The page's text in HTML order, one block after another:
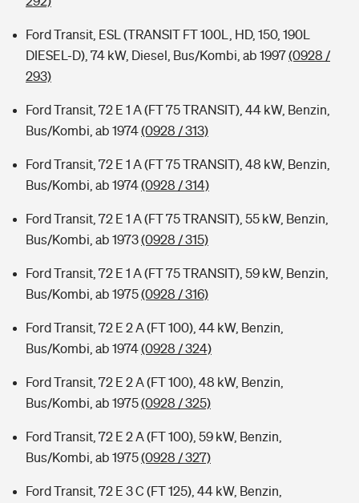
Ford Transit, ESL (TRANSIT FT 100L, HD, 150, 190L
DIESEL-D), 74 kW, Diesel, Bus/Kombi, ab 1997(0928 /
293)
Ford Transit, 72 E 1 A (FT 75 TRANSIT), 44 kW, Benzin,
Bus/Kombi, ab 1974(0928 / 313)
Ford Transit, 72 E 1 A (FT 75 TRANSIT), 48 kW, Benzin,
Bus/Kombi, ab 1974(0928 / 314)
Ford Transit, 72 E 1 A (FT 75 TRANSIT), 55 kW, Benzin,
Bus/Kombi, ab 1973(0928 / 315)
Ford Transit, 72 E 1 A (FT 75 TRANSIT), 59 kW, Benzin,
Bus/Kombi, ab 1975(0928 / 316)
Ford Transit, 72 E 2 A (FT 100), 44 kW, Benzin,
Bus/Kombi, ab 1974(0928 / 324)
Ford Transit, 72 E 2 A (FT 100), 48 kW, Benzin,
Bus/Kombi, ab 1975(0928 / 325)
Ford Transit, 72 E 2 A (FT 100), 59 kW, Benzin,
Bus/Kombi, ab 1975(0928 / 327)
Ford Transit, 72 E 3 C (FT 125), 44 kW, Benzin,